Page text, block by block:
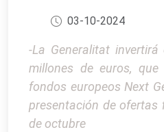
03-10-2024
-La Generalitat
millones de euros,
fondos europeos Next
presentación de ofertas
de octubre